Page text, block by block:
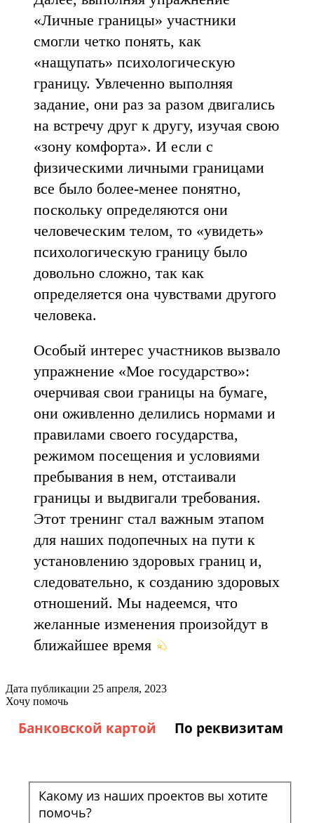
«Личные границы» участники
смогли четко понять, как
«нащупать» психологическую
границу. Увлеченно выполняя
задание, они раз за разом двигались
на встречу друг к другу, изучая свою
«зону комфорта». И если с
физическими личными границами
все было более-менее понятно,
поскольку определяются они
человеческим телом, то «увидеть»
психологическую границу было
довольно сложно, так как
определяется она чувствами другого
человека.
Особый интерес участников вызвало
упражнение «Мое государство»:
очерчивая свои границы на бумаге,
они оживленно делились нормами и
правилами своего государства,
режимом посещения и условиями
пребывания в нем, отстаивали
границы и выдвигали требования.
Этот тренинг стал важным этапом
для наших подопечных на пути к
установлению здоровых границ и,
следовательно, к созданию здоровых
отношений. Мы надеемся, что
желанные изменения произойдут в
ближайшее время
Дата публикации 25 апреля, 2023
Хочу помочь
Банковской картой
Какому из наших проектов вы хотите
помочь?
По реквизитам